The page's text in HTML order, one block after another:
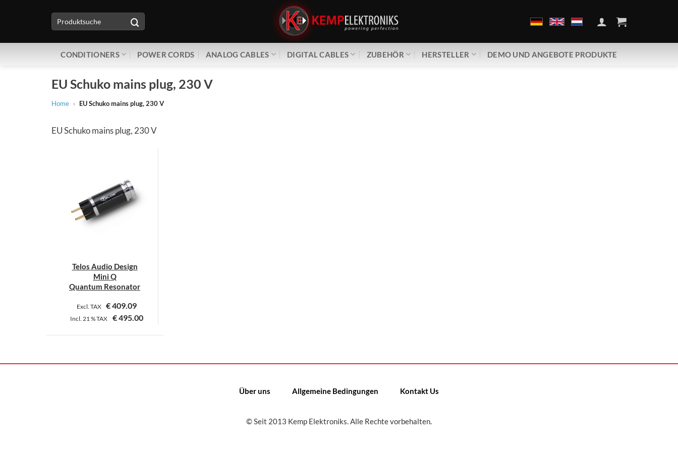
nach:
CONDITIONERS POWER CORDS ANALOG CABLES DIGITAL CABLES ZUBEHÖR HERSTELLER DEMO UND ANGEBOTE PRODUKTE
EU Schuko mains plug, 230 V
Home » EU Schuko mains plug, 230 V
EU Schuko mains plug, 230 V
Telos Audio Design
Mini Q
Quantum Resonator
Excl. TAX €409.09
Incl. 21 %TAX €495.00
Dieses
weist
Über uns Allgemeine Bedingungen Kontakt Us
© Seit 2013 Kemp Elektroniks. Alle Rechte vorbehalten.